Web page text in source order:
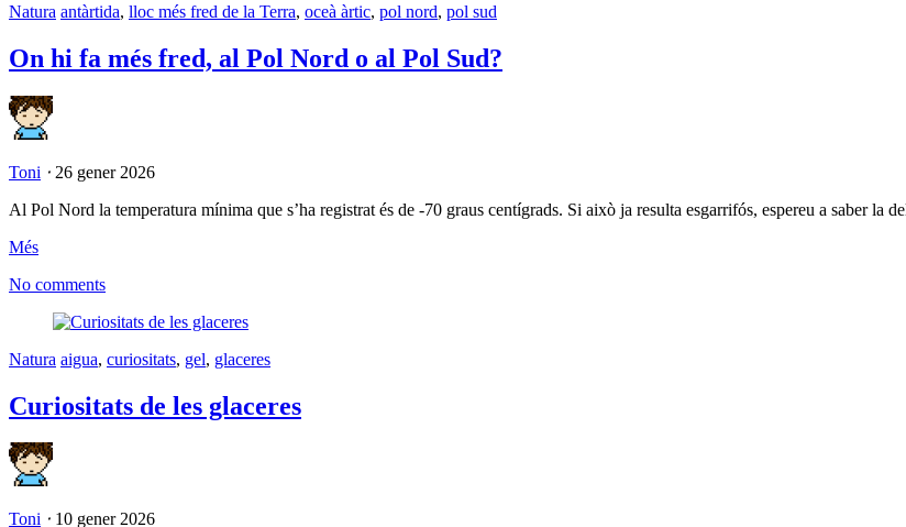
Natura antàrtida, lloc més fred de la Terra, oceà àrtic, pol nord, pol sud
On hi fa més fred, al Pol Nord o al Pol Sud?
Toni ⋅ 26 gener 2026
Al Pol Nord la temperatura mínima que s’ha registrat és de -70 graus centígrads. Si això ja resulta esgarrifós, espereu a saber la
Més
No comments
Natura aigua, curiositats, gel, glaceres
Curiositats de les glaceres
Toni ⋅ 10 gener 2026